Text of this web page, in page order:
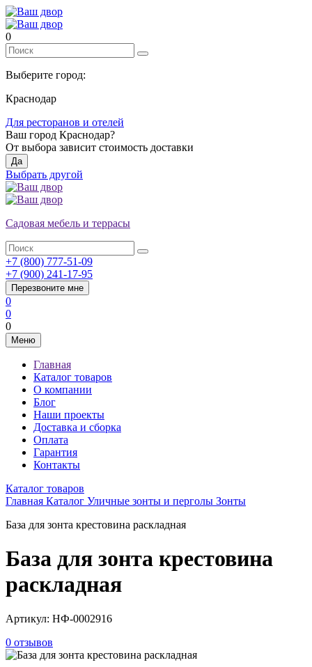
0
Выберите город:
Краснодар
Для ресторанов и отелей
Ваш город Краснодар?
От выбора зависит стоимость доставки
Да
Выбрать другой
Садовая мебель и террасы
+7 (800) 777-51-09
+7 (900) 241-17-95
Перезвоните мне
0
0
0
Меню
Главная
Каталог товаров
О компании
Блог
Наши проекты
Доставка и сборка
Оплата
Гарантия
Контакты
Каталог товаров
Главная Каталог Уличные зонты и перголы Зонты
База для зонта крестовина раскладная
База для зонта крестовина
раскладная
Артикул: НФ-0002916
0 отзывов